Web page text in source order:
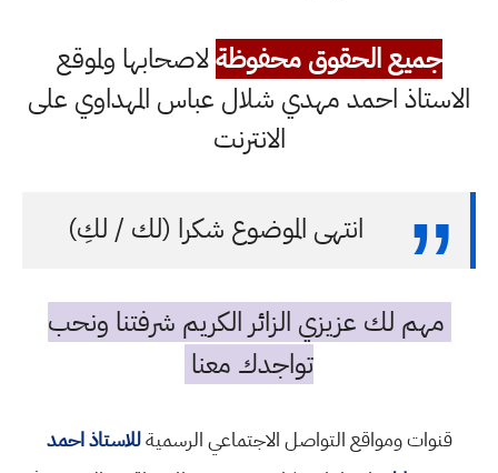
جميع الحقوق محفوظةلاصحابها ولموقع
الاستاذ احمد مهدي شلال عباس المهداوي على
الانترنت
انتهى الموضوع شكرا (لك / لكِ)
مهم لك عزيزي الزائر الكريم شرفتنا ونحب
تواجدك معنا
قنوات ومواقع التواصل الاجتماعي الرسميةللاستاذ احمد